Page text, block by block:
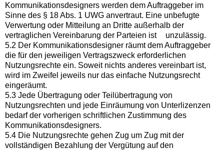
Kommunikationsdesigners werden dem Auftraggeber im
Sinne des § 18 Abs. 1 UWG anvertraut. Eine unbefugte
Verwertung oder Mitteilung an Dritte außerhalb der
vertraglichen Vereinbarung der Parteien ist unzulässig.
5.2 Der Kommunikationsdesigner räumt dem Auftraggeber
die für den jeweiligen Vertragszweck erforderlichen
Nutzungsrechte ein. Soweit nichts anderes vereinbart ist,
wird im Zweifel jeweils nur das einfache Nutzungsrecht
eingeräumt.
5.3 Jede Übertragung oder Teilübertragung von
Nutzungsrechten und jede Einräumung von Unterlizenzen
bedarf der vorherigen schriftlichen Zustimmung des
Kommunikationsdesigners.
5.4 Die Nutzungsrechte gehen Zug um Zug mit der
vollständigen Bezahlung der Vergütung auf den